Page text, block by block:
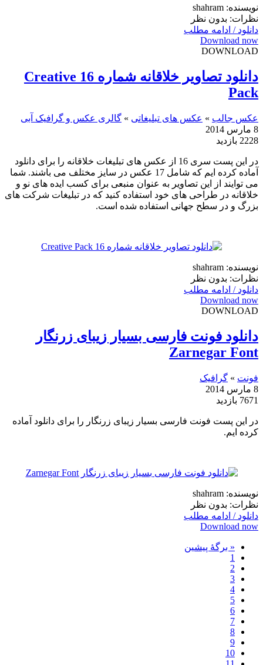
نویسنده: shahram
نظرات: بدون نظر
دانلود / ادامه مطلب
Download now
DOWNLOAD
دانلود تصاویر خلاقانه شماره 16 Creative
Pack
عکس جالب » عکس های تبلیغاتی » گالری عکس و گرافیک آبی
8 مارس 2014
2228 بازدید
در این پست سری 16 از عکس های تبلیغات خلاقانه را برای دانلود
آماده کرده ایم که شامل 17 عکس در سایز مختلف می باشند. شما
می توایند از این تصاویر به عنوان منبعی برای کسب ایده های نو و
خلاقانه در طراحی های خود استفاده کنید که در تبلیغات شرکت های
بزرگ و در سطح جهانی استفاده شده است.
نویسنده: shahram
نظرات: بدون نظر
دانلود / ادامه مطلب
Download now
DOWNLOAD
دانلود فونت فارسی بسیار زیبای زرنگار
Zarnegar Font
فونت » گرافیک
8 مارس 2014
7671 بازدید
در این پست فونت فارسی بسیار زیبای زرنگار را برای دانلود آماده
کرده ایم.
نویسنده: shahram
نظرات: بدون نظر
دانلود / ادامه مطلب
Download now
« برگه‌ٔ پیشین
1
2
3
4
5
6
7
8
9
10